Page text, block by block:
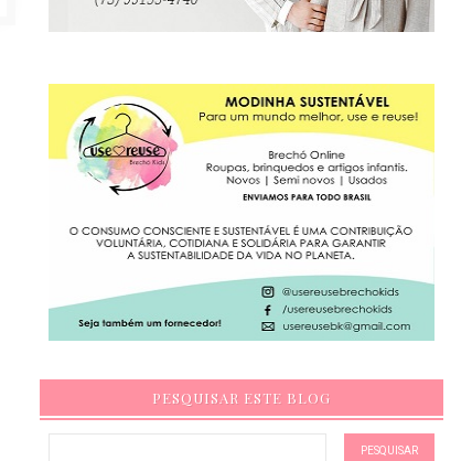
PESQUISAR ESTE BLOG